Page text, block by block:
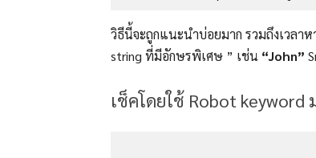
วิธีนี้จะถูกแนะนำบ่อยมาก รวมถึงเวล
string ที่มีอักษรพิเศษ ” เช่น “John”
เช็คโดยใช้ Robot keyword